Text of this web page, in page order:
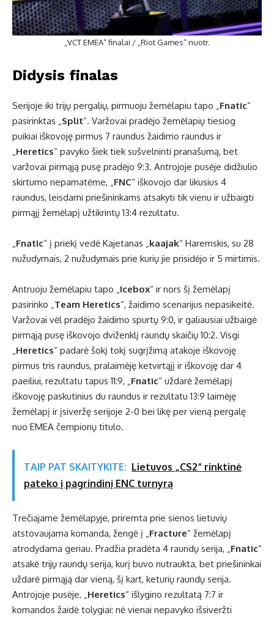
„VCT EMEA“ finalai / „Riot Games“ nuotr.
Didysis finalas
Serijoje iki trijų pergalių, pirmuoju žemėlapiu tapo „ Fnatic“
pasirinktas „ Split“. Varžovai pradėjo žemėlapių tiesiog
puikiai iškovoję pirmus 7 raundus žaidimo raundus ir
Heretics“ pavyko šiek tiek sušvelninti pranašumą, bet
varžovai pirmąją pusę pradėjo 9:3. Antrojoje pusėje didžiulio
skirtumo nepamatėme, „ FNC“ iškovojo dar likusius 4
raundus, leisdami priešininkams atsakyti tik vienu ir užbaigti
pirmąjį žemėlapį užtikrintų 13:4 rezultatu.
Fnatic“ į priekį vedė Kajetanas „ kaajak“ Haremskis, su 28
nužudymais, 2 nužudymais prie kurių jie prisidėjo ir 5 mirtimis.
Antruoju žemėlapiu tapo „ Icebox“ ir nors šį žemėlapį
pasirinko „ Team Heretics“, žaidimo scenarijus nepasikeitė.
Varžovai vėl pradėjo žaidimo spurtų 9:0, ir galiausiai užbaigė
pirmąją pusę iškovojo dviženklį raundų skaičių 10:2. Visgi
Heretics“ padarė šokį tokį sugrįžimą atakoje iškovoję
pirmus tris raundus, pralaimėję ketvirtąjį ir iškovoję dar 4
paeiliui, rezultatu tapus 11:9, „ Fnatic“ uždarė žemėlapį
iškovoję paskutinius du raundus ir rezultatu 13:9 laimėję
žemėlapį ir įsiveržę serijoje 2-0 bei likę per vieną pergalę
nuo EMEA čempionų titulo.
TAIP PAT SKAITYKITE: Lietuvos „CS2“ rinktinė
pateko į pagrindinį ENC turnyrą
Trečiajame žemėlapyje, priremta prie sienos lietuvių
atstovaujama komanda, žengė į „ Fracture“ žemėlapį
atrodydama geriau. Pradžia pradėta 4 raundų serija, „ Fnatic“
atsakė trijų raundų serija, kurį buvo nutraukta, bet priešininkai
uždarė pirmąją dar vieną, šį kart, keturių raundų serija.
Antrojoje pusėje, „ Heretics“ išlygino rezultatą 7:7 ir
komandos žaidė tolygiai: nė vienai nepavyko išsiveržti